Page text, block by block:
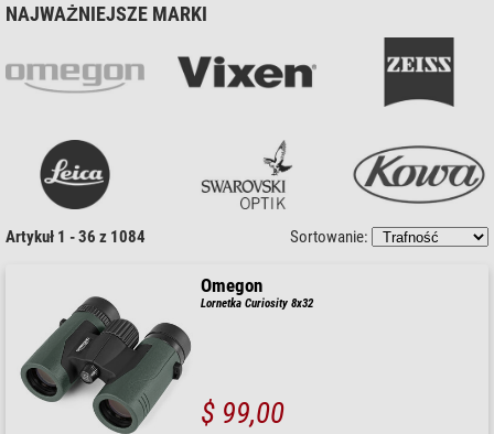
NAJWAŻNIEJSZE MARKI
Artykuł 1 - 36 z 1084 Sortowanie:
Omegon
Lornetka Curiosity 8x32
$ 99,00